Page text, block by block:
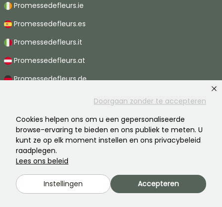
Doorgaan zonder te accepteren
Cookies helpen ons om u een gepersonaliseerde
browse-ervaring te bieden en ons publiek te meten. U
kunt ze op elk moment instellen en ons privacybeleid
raadplegen.
Lees ons beleid
Instellingen Accepteren
Promessedefleurs.ie
Promessedefleurs.es
Promessedefleurs.it
Promessedefleurs.at
Promessedefleurs.de
Promessedefleurs.pt
Promessedefleurs.ch
2026 ©Promesse de fleurs - Alle rechten voorbehouden.
Wettelijke vermeldingen
AGB-Privacy